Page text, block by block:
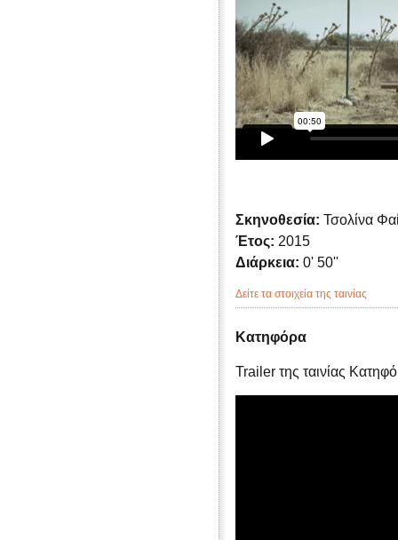
Σκηνοθεσία: Τσολίνα
Έτος: 2015
Διάρκεια: 0' 50''
Δείτε τα στοιχεία της ταινίας
Κατηφόρα
Trailer της ταινίας